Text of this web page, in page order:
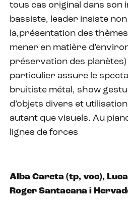
tous cas original dans son
bassiste, leader insiste
la,présentation des
mener en matière
préservation des
particulier assure le
bruitiste métal, show
d’objets divers et
autant que visuels. Au
lignes de forces
Alba Careta (tp, voc),
Roger Santacana i